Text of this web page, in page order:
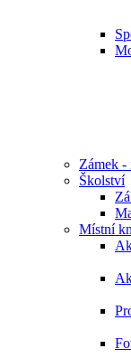
Zámek -
Školství
Místní